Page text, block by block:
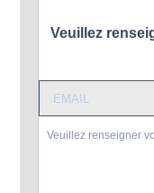
Veuillez
Veuillez renseigner